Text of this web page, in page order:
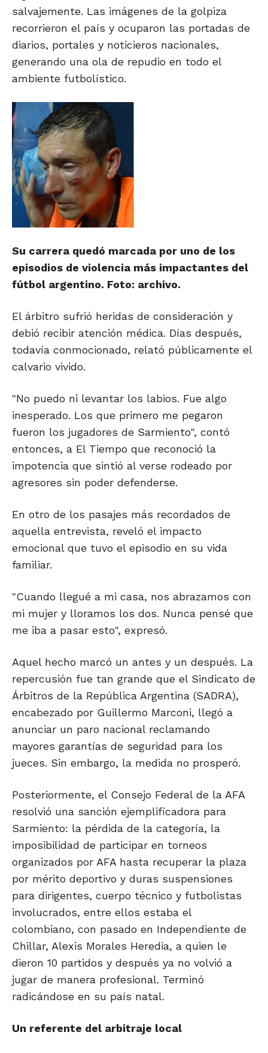
salvajemente. Las imágenes de la golpiza
recorrieron el país y ocuparon las portadas de
diarios, portales y noticieros nacionales,
generando una ola de repudio en todo el
ambiente futbolístico.
Su carrera quedó marcada por uno de los
episodios de violencia más impactantes del
fútbol argentino. Foto: archivo.
El árbitro sufrió heridas de consideración y
debió recibir atención médica. Días después,
todavía conmocionado, relató públicamente el
calvario vivido.
"No puedo ni levantar los labios. Fue algo
inesperado. Los que primero me pegaron
fueron los jugadores de Sarmiento", contó
entonces, a El Tiempo que reconoció la
impotencia que sintió al verse rodeado por
agresores sin poder defenderse.
En otro de los pasajes más recordados de
aquella entrevista, reveló el impacto
emocional que tuvo el episodio en su vida
familiar.
"Cuando llegué a mi casa, nos abrazamos con
mi mujer y lloramos los dos. Nunca pensé que
me iba a pasar esto", expresó.
Aquel hecho marcó un antes y un después. La
repercusión fue tan grande que el Sindicato de
Árbitros de la República Argentina (SADRA),
encabezado por Guillermo Marconi, llegó a
anunciar un paro nacional reclamando
mayores garantías de seguridad para los
jueces. Sin embargo, la medida no prosperó.
Posteriormente, el Consejo Federal de la AFA
resolvió una sanción ejemplificadora para
Sarmiento: la pérdida de la categoría, la
imposibilidad de participar en torneos
organizados por AFA hasta recuperar la plaza
por mérito deportivo y duras suspensiones
para dirigentes, cuerpo técnico y futbolistas
involucrados, entre ellos estaba el
colombiano, con pasado en Independiente de
Chillar, Alexis Morales Heredia, a quien le
dieron 10 partidos y después ya no volvió a
jugar de manera profesional. Terminó
radicándose en su país natal.
Un referente del arbitraje local